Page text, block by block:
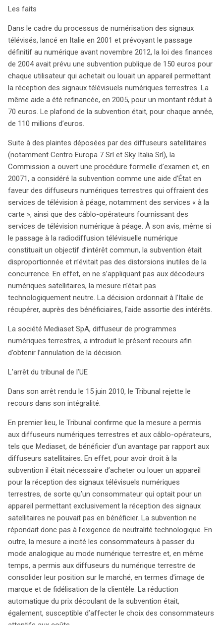
accompagnée d’une subvention publique destinée à
encourager l’achat d’appareils de réception. Initialement
fixée à 150 euros en 2004, cette aide a été réduite à 70
euros en 2005, avec un plafond annuel de 110 millions
d’euros. Cependant, la Commission européenne a jugé
cette subvention comme une aide d’État, favorisant
injustement les diffuseurs numériques terrestres
comme Mediaset au détriment des opérateurs
satellitaires. En effet, seuls les appareils terrestres
pouvaient bénéficier de la subvention, ce qui constituait
une distorsion de la concurrence. Dans un arrêt rendu le
15 juin 2010, le Tribunal de l’Union européenne a
confirmé cette analyse et a rejeté le recours de
Mediaset, soulignant que la mesure n’était pas
technologiquement neutre et favorisait indûment
certains acteurs du marché. Le Tribunal a également
précisé que, même si les consommateurs finaux étaient
les bénéficiaires directs de l’aide, cela représentait un
avantage indirect pour Mediaset. De plus, le caractère
sélectif de la mesure a exacerbé la distorsion entre les
diffuseurs. Bien que Mediaset ait argué que la
subvention était nécessaire pour remédier aux
dysfonctionnements du marché, le Tribunal a conclu
qu’elle n’était pas justifiée et que sa mise en œuvre était
question de la récupération des fonds a été laissée à
l’appréciation du droit national, sans obligation de
quantification précise des sommes à restituer.
Les faits
Dans le cadre du processus de numérisation des signaux
télévisés, lancé en Italie en 2001 et prévoyant le passage
définitif au numérique avant novembre 2012, la loi des finances
de 2004 avait prévu une subvention publique de 150 euros pour
chaque utilisateur qui achetait ou louait un appareil permettant
la réception des signaux télévisuels numériques terrestres. La
même aide a été refinancée, en 2005, pour un montant réduit à
70 euros. Le plafond de la subvention était, pour chaque année,
de 110 millions d’euros.
Suite à des plaintes déposées par des diffuseurs satellitaires
(notamment Centro Europa 7 Srl et Sky Italia Srl), la
Commission a ouvert une procédure formelle d’examen et, en
20071, a considéré la subvention comme une aide d’État en
faveur des diffuseurs numériques terrestres qui offraient des
services de télévision à péage, notamment des services « à la
carte », ainsi que des câblo-opérateurs fournissant des
services de télévision numérique à péage. À son avis, même si
le passage à la radiodiffusion télévisuelle numérique
constituait un objectif d’intérêt commun, la subvention était
disproportionnée et n’évitait pas des distorsions inutiles de la
concurrence. En effet, en ne s’appliquant pas aux décodeurs
numériques satellitaires, la mesure n’était pas
technologiquement neutre. La décision ordonnait à l’Italie de
récupérer, auprès des bénéficiaires, l’aide assortie des intérêts.
La société Mediaset SpA, diffuseur de programmes
numériques terrestres, a introduit le présent recours afin
d’obtenir l’annulation de la décision.
L’arrêt du tribunal de l’UE
Dans son arrêt rendu le 15 juin 2010, le Tribunal rejette le
recours dans son intégralité.
En premier lieu, le Tribunal confirme que la mesure a permis
aux diffuseurs numériques terrestres et aux câblo-opérateurs,
tels que Mediaset, de bénéficier d’un avantage par rapport aux
diffuseurs satellitaires. En effet, pour avoir droit à la
subvention il était nécessaire d’acheter ou louer un appareil
pour la réception des signaux télévisuels numériques
terrestres, de sorte qu’un consommateur qui optait pour un
appareil permettant exclusivement la réception des signaux
satellitaires ne pouvait pas en bénéficier. La subvention ne
répondait donc pas à l’exigence de neutralité technologique. En
outre, la mesure a incité les consommateurs à passer du
mode analogique au mode numérique terrestre et, en même
temps, a permis aux diffuseurs du numérique terrestre de
consolider leur position sur le marché, en termes d’image de
marque et de fidélisation de la clientèle. La réduction
automatique du prix découlant de la subvention était,
également, susceptible d’affecter le choix des consommateurs